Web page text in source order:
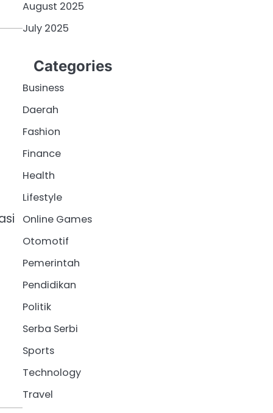
August 2025
July 2025
Categories
Business
Daerah
Fashion
Finance
Health
Lifestyle
Online Games
Otomotif
Pemerintah
Pendidikan
Politik
Serba Serbi
Sports
Technology
Travel